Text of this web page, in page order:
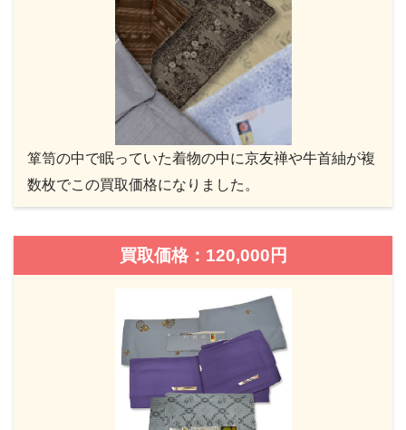
箪笥の中で眠っていた着物の中に京友禅や牛首紬が複
数枚でこの買取価格になりました。
買取価格：120,000円